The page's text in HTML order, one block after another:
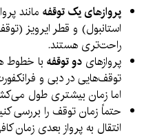
پروازهای یک توقفه مانند
استانبول) و قطر ایرویز
راحت‌تری هستند.
پروازهایدو توقفه با خطوط
توقف‌هایی در دبی و
اما زمان بیشتری طول
حتماً زمان توقف را بررسی
انتقال به پرواز بعدی زمان